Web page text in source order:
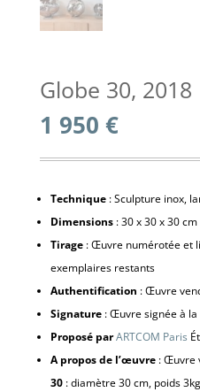
Globe 30, 2018
1 950 €
Technique: Sculpture inox,
Dimensions: 30 x 30 x 30
Tirage: Œuvre numérotée et
exemplaires restants
Authentification : Œuvre
Signature: Œuvre signée à la
Proposé parARTCOM Paris
A propos de l’œuvre: Œuvre
30: diamètre 30 cm, poids